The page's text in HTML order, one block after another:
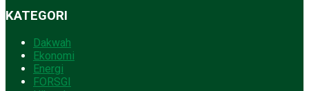
KATEGORI
Dakwah
Ekonomi
Energi
FORSGI